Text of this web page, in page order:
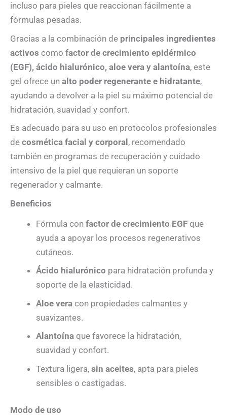
incluso para pieles que reaccionan fácilmente a
fórmulas pesadas.
Gracias a la combinación de principales ingredientes
activos como factor de crecimiento epidérmico
(EGF), ácido hialurónico, aloe vera y alantoína, este
gel ofrece un alto poder regenerante e hidratante,
ayudando a devolver a la piel su máximo potencial de
hidratación, suavidad y confort.
Es adecuado para su uso en protocolos profesionales
de cosmética facial y corporal , recomendado
también en programas de recuperación y cuidado
intensivo de la piel que requieran un soporte
regenerador y calmante.
Beneficios
Fórmula con factor de crecimiento EGF que
ayuda a apoyar los procesos regenerativos
cutáneos.
Ácido hialurónico para hidratación profunda y
soporte de la elasticidad.
Aloe vera con propiedades calmantes y
suavizantes.
Alantoína que favorece la hidratación,
suavidad y confort.
Textura ligera, sin aceites, apta para pieles
sensibles o castigadas.
Modo de uso